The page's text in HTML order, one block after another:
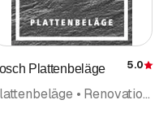
Plattenbeläge 5.0
Plattenbeläge • Renovation • Bodenbeläge Wandbeläge